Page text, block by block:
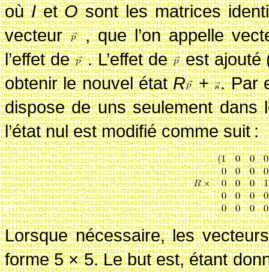
oùIetOsont les matrices
vecteur , que l’on appelle
l’effet de . L’effet de est ajouté
obtenir le nouvel étatR + . Par
dispose de uns seulement dans
l’état nul est modifié comme suit:
Lorsque nécessaire, les
forme5×5. Le but est, étant